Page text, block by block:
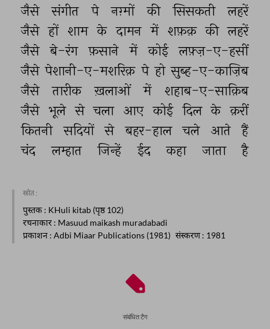
जैसे
संगीत पे नग़्मों की सिसकती
लहरें
जैसे हों शाम के दामन में शफ़क़ की लहरें
जैसे
बे-रंग फ़साने में कोई
लफ़्ज़-ए-हसीं
जैसे पेशानी-ए-मशरिक़ पे हो सुब्ह-ए-काज़िब
जैसे
तारीक ख़लाओं में
शहाब-ए-साक़िब
जैसे भूले से चला आए कोई दिल के क़रीं
कितनी
सदियों से बहर-हाल चले आते
हैं
चंद
लम्हात जिन्हें ईद कहा जाता है
स्रोत :
पुस्तक : KHuli kitab (पृष्ठ 102)
रचनाकार : Masuud maikash muradabadi
प्रकाशन : Adbi Miaar Publications (1981) संस्करण: 1981
संबंधित टैग